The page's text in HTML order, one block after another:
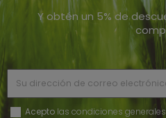
Y obtén un 5% de
Acepto las condiciones